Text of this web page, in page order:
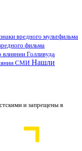
вредного мультфильма
фильма
влиянии Голливуда
СМИ Нашли
и запрещены в